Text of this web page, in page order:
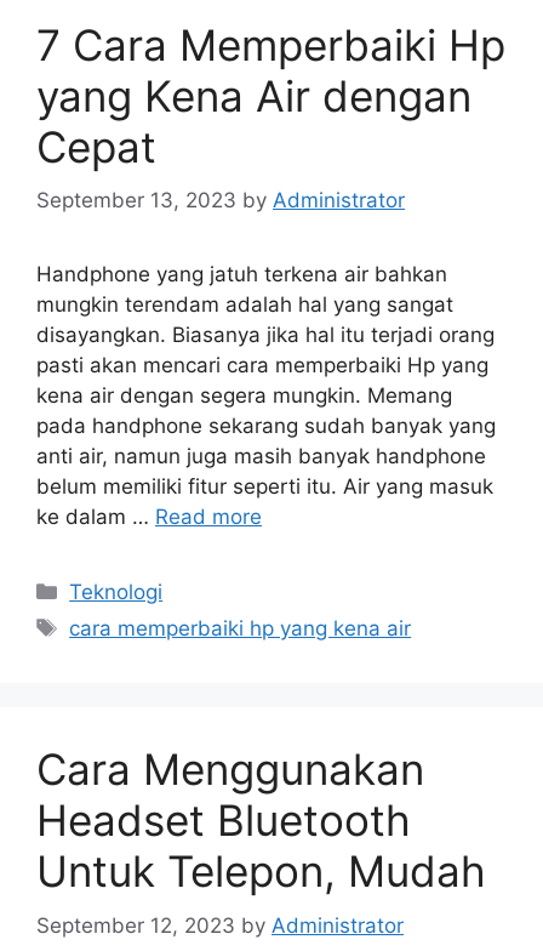
7 Cara Memperbaiki Hp
yang Kena Air dengan
Cepat
September 13, 2023 by Administrator
Handphone yang jatuh terkena air bahkan
mungkin terendam adalah hal yang sangat
disayangkan. Biasanya jika hal itu terjadi orang
pasti akan mencari cara memperbaiki Hp yang
kena air dengan segera mungkin. Memang
pada handphone sekarang sudah banyak yang
anti air, namun juga masih banyak handphone
belum memiliki fitur seperti itu. Air yang masuk
ke dalam … Read more
Categories
Teknologi
Tags
cara memperbaiki hp yang kena air
Cara Menggunakan
Headset Bluetooth
Untuk Telepon, Mudah
September 12, 2023 by Administrator